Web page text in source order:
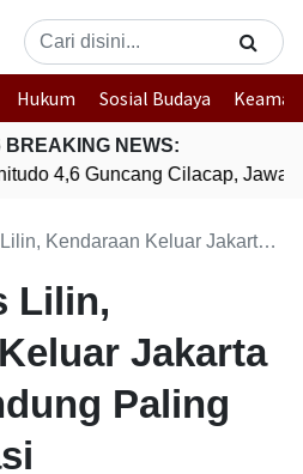
Hukum Sosial Budaya
BREAKING NEWS:
4,6 Guncang Cilacap, Jawa
Keluar Jakarta Menuju Bandung Paling Mendominasi
Lilin,
Jakarta
Paling